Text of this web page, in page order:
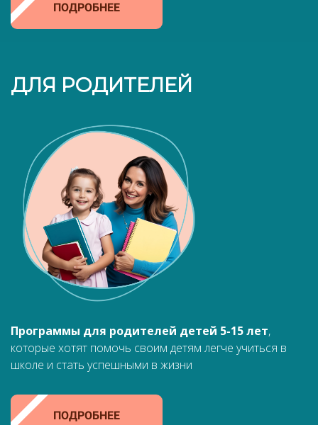
ПОДРОБНЕЕ
ДЛЯ РОДИТЕЛЕЙ
Программы для родителей детей 5-15 лет,
которые хотят помочь своим детям легче учиться в
школе и стать успешными в жизни
ПОДРОБНЕЕ